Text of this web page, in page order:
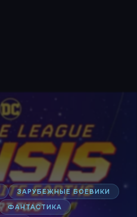
ЗАРУБЕЖНЫЕ БОЕВИКИ
ФАНТАСТИКА